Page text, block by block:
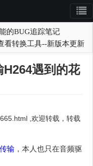
的BUG追踪笔记
看转换工具--新版本更新
遇到的花
,欢迎转载，转载
输 ，本人也只在音频驱